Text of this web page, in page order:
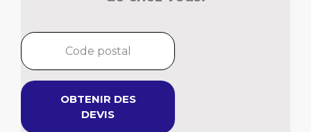
OBTENIR DES
DEVIS